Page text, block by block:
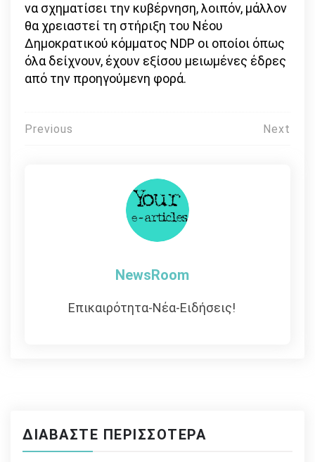
να σχηματίσει την κυβέρνηση, λοιπόν, μάλλον
θα χρειαστεί τη στήριξη του Νέου
Δημοκρατικού κόμματος NDP οι οποίοι όπως
όλα δείχνουν, έχουν εξίσου μειωμένες έδρες
από την προηγούμενη φορά.
Πλοήγηση
Previous Next
NewsRoom
Επικαιρότητα-Νέα-Ειδήσεις!
ΔΙΑΒΆΣΤΕ ΠΕΡΙΣΣΌΤΕΡΑ